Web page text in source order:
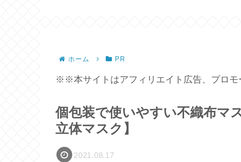
ホーム PR
※※本サイトはアフィリエイト広告、プロ
個包装で使いやすい不織布マ
立体マスク】
2021.08.17